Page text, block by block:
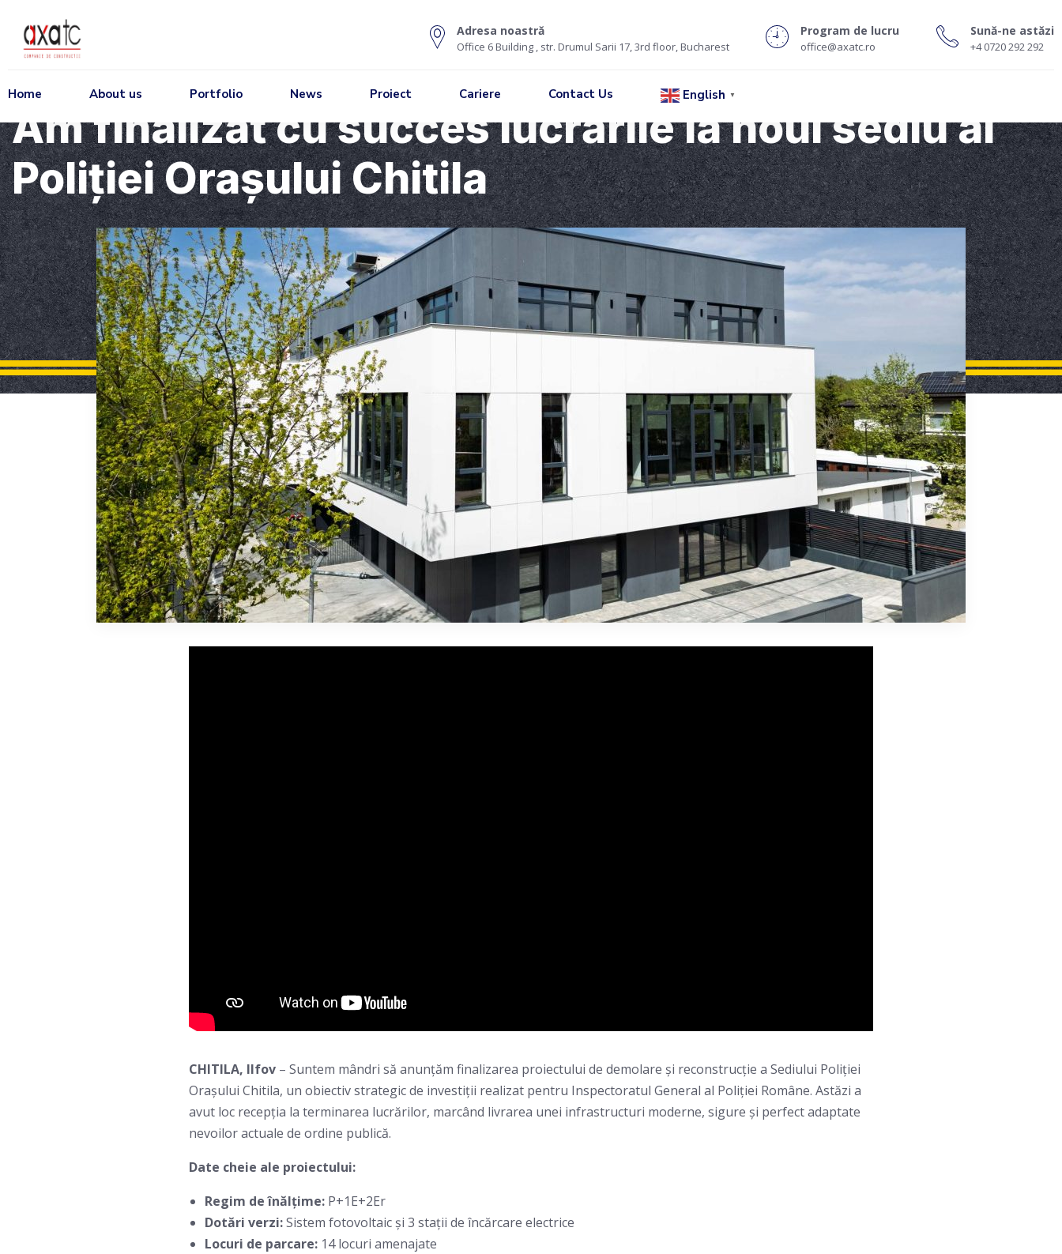
Adresa noastră
Office 6 Building , str. Drumul Sarii 17, 3rd floor, Bucharest
Program de lucru
office@axatc.ro
Sună-ne astăzi
+4 0720 292 292
Home About us Portfolio News Proiect Cariere Contact Us English ▼
Am finalizat cu succes lucrările la noul sediu al
Poliției Orașului Chitila
CHITILA, Ilfov – Suntem mândri să anunțăm finalizarea proiectului de demolare și reconstrucție a Sediului Poliției
Orașului Chitila, un obiectiv strategic de investiții realizat pentru Inspectoratul General al Poliției Române. Astăzi a
avut loc recepția la terminarea lucrărilor, marcând livrarea unei infrastructuri moderne, sigure și perfect adaptate
nevoilor actuale de ordine publică.
Date cheie ale proiectului:
Regim de înălțime: P+1E+2Er
Dotări verzi:Sistem fotovoltaic și 3 stații de încărcare electrice
Locuri de parcare: 14 locuri amenajate